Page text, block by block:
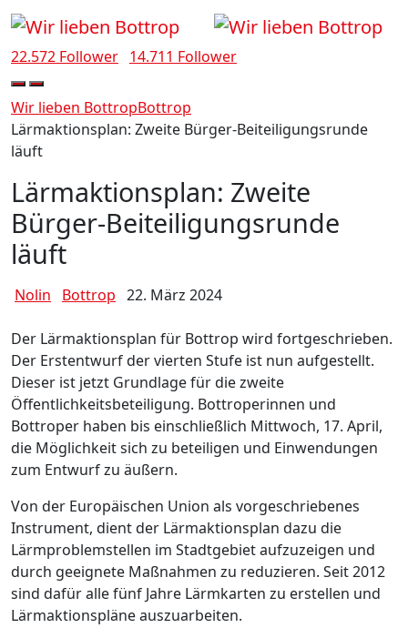
22.572 Follower 14.711 Follower
Wir lieben BottropBottrop
Lärmaktionsplan: Zweite Bürger-Beiteiligungsrunde
läuft
Lärmaktionsplan: Zweite
Bürger-Beiteiligungsrunde
läuft
Nolin Bottrop 22. März 2024
Der Lärmaktionsplan für Bottrop wird fortgeschrieben.
Der Erstentwurf der vierten Stufe ist nun aufgestellt.
Dieser ist jetzt Grundlage für die zweite
Öffentlichkeitsbeteiligung. Bottroperinnen und
Bottroper haben bis einschließlich Mittwoch, 17. April,
die Möglichkeit sich zu beteiligen und Einwendungen
zum Entwurf zu äußern.
Von der Europäischen Union als vorgeschriebenes
Instrument, dient der Lärmaktionsplan dazu die
Lärmproblemstellen im Stadtgebiet aufzuzeigen und
durch geeignete Maßnahmen zu reduzieren. Seit 2012
sind dafür alle fünf Jahre Lärmkarten zu erstellen und
Lärmaktionspläne auszuarbeiten.